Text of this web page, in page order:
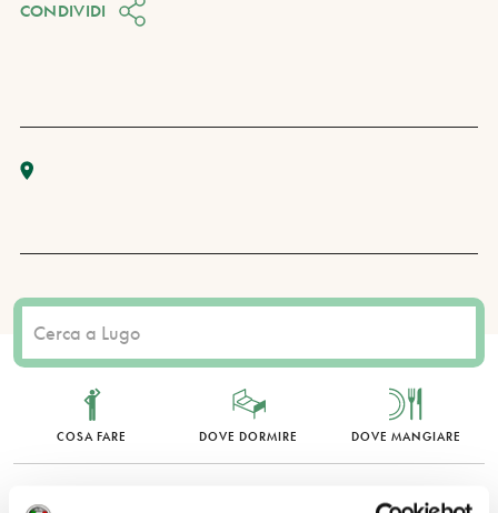
CONDIVIDI
COSA FARE DOVE DORMIRE DOVE MANGIARE
0 RISULTATI MOSTRA SOLO CONVENZIONATI